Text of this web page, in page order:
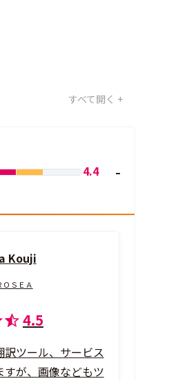
すべて開く +
4.4
Kouji
ＯＳＥＡ
4.5
訳ツール、サービス
すが、画像などもツ